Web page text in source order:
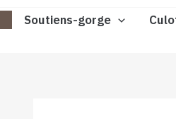
Soutiens-gorge